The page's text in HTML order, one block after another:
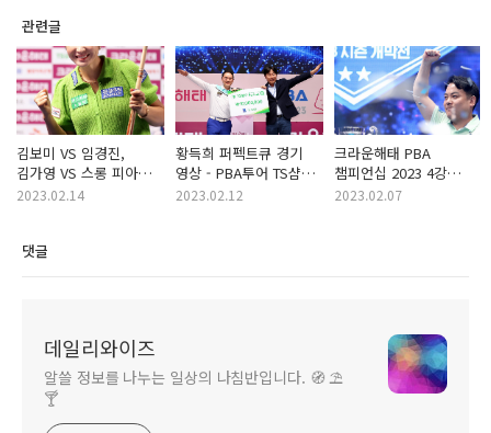
관련글
김보미 VS 임경진,
김가영 VS 스롱 피아비
LPBA투어 경기결과
2023.02.14
황득희 퍼펙트큐 경기
영상 - PBA투어 TS샴푸
퍼펙트큐상이란
2023.02.12
크라운해태 PBA
챔피언십 2023 4강
대진표 우승자 3명과
2023.02.07
댓글
데일리와이즈
알쓸 정보를 나누는 일상의 나침반입니다. 🧭 ⛱️
🍸